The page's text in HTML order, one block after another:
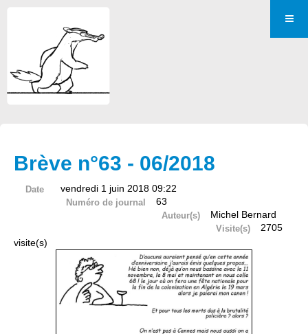
Brève n°63 - 06/2018
Date vendredi 1 juin 2018 09:22
Numéro de journal 63
Auteur(s) Michel Bernard
Visite(s)
2705
visite(s)